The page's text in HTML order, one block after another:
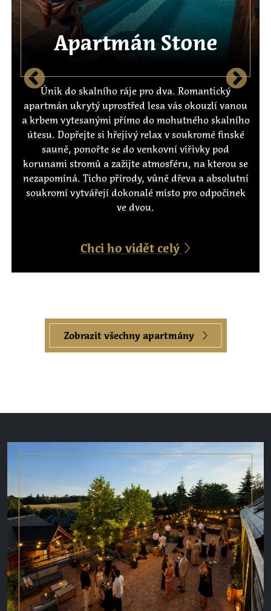
Apartmán Stone
Únik do skalního ráje pro dva. Romantický
apartmán ukrytý uprostřed lesa vás okouzlí vanou
a krbem vytesanými přímo do mohutného skalního
útesu. Dopřejte si hřejivý relax v soukromé finské
sauně, ponořte se do venkovní vířivky pod
korunami stromů a zažijte atmosféru, na kterou se
nezapomíná. Ticho přírody, vůně dřeva a absolutní
soukromí vytvářejí dokonalé místo pro odpočinek
ve dvou.
Chci ho vidět celý
Zobrazit všechny apartmány